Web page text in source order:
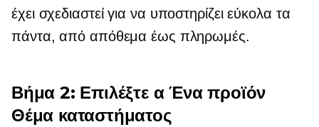
έχει σχεδιαστεί για να υποστηρίζει εύκολα τα
πάντα, από απόθεμα έως πληρωμές.
Βήμα 2: Επιλέξτε αΈνα προϊόν
Θέμα καταστήματος